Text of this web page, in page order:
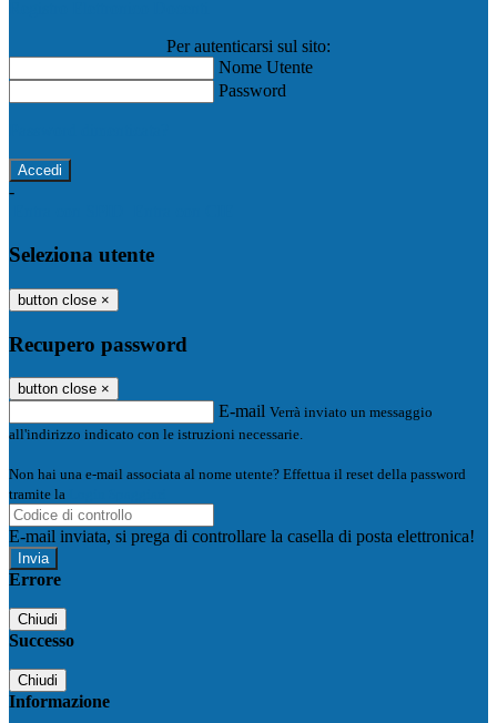
Per autenticarsi sul sito:
Nome Utente
Password
-
Seleziona utente
button close ×
Recupero password
button close ×
E-mail Verrà inviato un messaggio
all'indirizzo indicato con le istruzioni necessarie.
Non hai una e-mail associata al nome utente? Effettua il reset della password
tramite la
E-mail inviata, si prega di controllare la casella di posta elettronica!
Errore
Chiudi
Successo
Chiudi
Informazione